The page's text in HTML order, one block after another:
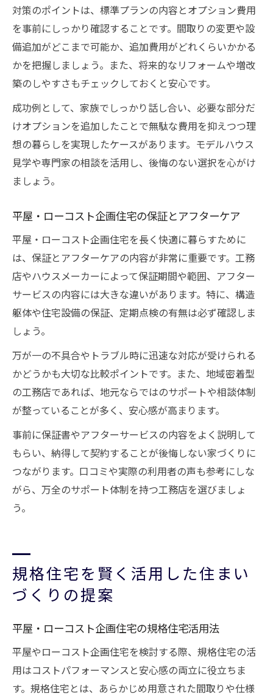
対策のポイントは、標準プランの内容とオプション費用
を事前にしっかり確認することです。間取りの変更や設
備追加がどこまで可能か、追加費用がどれくらいかかる
かを把握しましょう。また、将来的なリフォームや増改
築のしやすさもチェックしておくと安心です。
成功例として、家族でしっかり話し合い、必要な部分だ
けオプションを追加したことで無駄な費用を抑えつつ理
想の暮らしを実現したケースがあります。モデルハウス
見学や専門家の相談を活用し、後悔のない選択を心がけ
ましょう。
平屋・ローコスト企画住宅の保証とアフターケア
平屋・ローコスト企画住宅を長く快適に暮らすために
は、保証とアフターケアの内容が非常に重要です。工務
店やハウスメーカーによって保証期間や範囲、アフター
サービスの内容には大きな違いがあります。特に、構造
躯体や住宅設備の保証、定期点検の有無は必ず確認しま
しょう。
万が一の不具合やトラブル時に迅速な対応が受けられる
かどうかも大切な比較ポイントです。また、地域密着型
の工務店であれば、地元ならではのサポートや相談体制
が整っていることが多く、安心感が高まります。
事前に保証書やアフターサービスの内容をよく説明して
もらい、納得して契約することが後悔しない家づくりに
つながります。口コミや実際の利用者の声も参考にしな
がら、万全のサポート体制を持つ工務店を選びましょ
う。
規格住宅を賢く活用した住まい
づくりの提案
平屋・ローコスト企画住宅の規格住宅活用法
平屋やローコスト企画住宅を検討する際、規格住宅の活
用はコストパフォーマンスと安心感の両立に役立ちま
す。規格住宅とは、あらかじめ用意された間取りや仕様